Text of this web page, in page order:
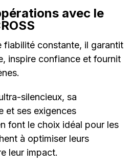
avec le
fiabilité constante, il garantit
inspire confiance et fournit
silencieux, sa
et ses exigences
font le choix idéal pour les
à optimiser leurs
leur impact.